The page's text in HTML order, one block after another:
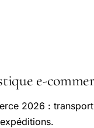
e-
2026 :